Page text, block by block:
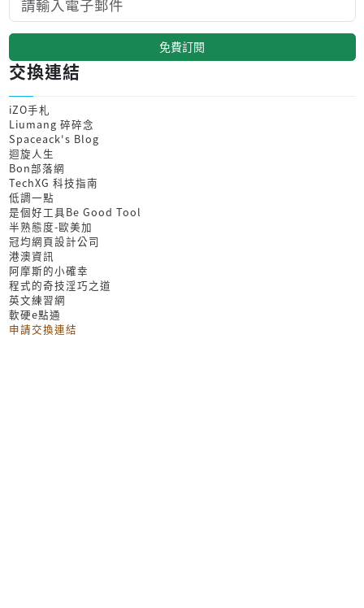
免費訂閱
交換連結
iZO手札
Liumang 碎碎念
Spaceack's Blog
迴旋人生
Bon部落網
TechXG 科技指南
低調一點
是個好工具Be Good Tool
半熟態度-歐美加
冠均網頁設計公司
港澳資訊
阿摩斯的小確幸
程式的奇技淫巧之道
英文練習網
軟硬e點通
申請交換連結